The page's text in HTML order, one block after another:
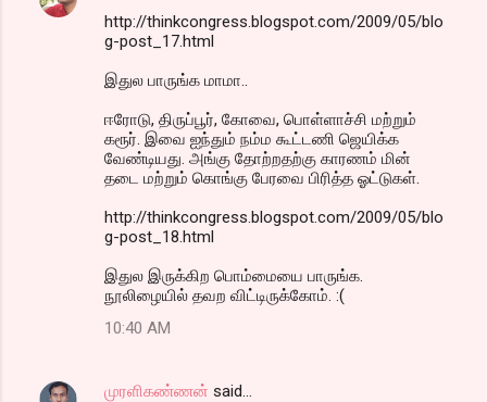
http://thinkcongress.blogspot.com/2009/05/blo
g-post_17.html
இதுல பாருங்க மாமா..
ஈரோடு, திருப்பூர், கோவை, பொள்ளாச்சி மற்றும்
கரூர். இவை ஐந்தும் நம்ம கூட்டணி ஜெயிக்க
வேண்டியது. அங்கு தோற்றதற்கு காரணம் மின்
தடை மற்றும் கொங்கு பேரவை பிரித்த ஓட்டுகள்.
http://thinkcongress.blogspot.com/2009/05/blo
g-post_18.html
இதுல இருக்கிற பொம்மையை பாருங்க.
நூலிழையில் தவற விட்டிருக்கோம். :(
10:40 AM
முரளிகண்ணன் said…